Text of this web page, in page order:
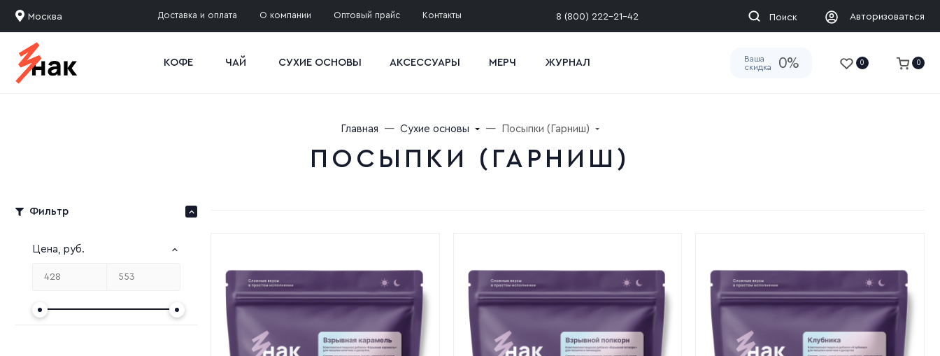
Москва Доставка и оплата О компании Оптовый прайс Контакты 8 (800) 222-21-42 Поиск Авторизоваться
КОФЕ ЧАЙ СУХИЕ ОСНОВЫ АКСЕССУАРЫ МЕРЧ ЖУРНАЛ
Ваша
скидка
0% 0 0
Главная Сухие основы Посыпки (Гарниш)
ПОСЫПКИ (ГАРНИШ)
Фильтр
Цена , руб.